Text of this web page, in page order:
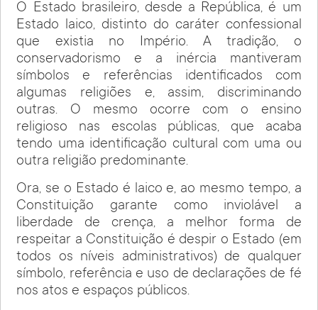
O Estado brasileiro, desde a República, é um
Estado laico, distinto do caráter confessional
que existia no Império. A tradição, o
conservadorismo e a inércia mantiveram
símbolos e referências identificados com
algumas religiões e, assim, discriminando
outras. O mesmo ocorre com o ensino
religioso nas escolas públicas, que acaba
tendo uma identificação cultural com uma ou
outra religião predominante.
Ora, se o Estado é laico e, ao mesmo tempo, a
Constituição garante como inviolável a
liberdade de crença, a melhor forma de
respeitar a Constituição é despir o Estado (em
todos os níveis administrativos) de qualquer
símbolo, referência e uso de declarações de fé
nos atos e espaços públicos.